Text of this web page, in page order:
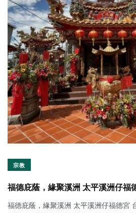
宗教
福德庇蔭，緣聚溪洲 太平溪洲仔福
福德庇蔭，緣聚溪洲 太平溪洲仔福德宮